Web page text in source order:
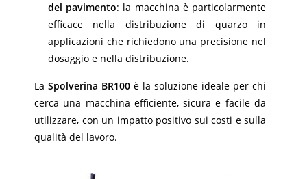
del pavimento: la macchina è particolarmente
efficace nella distribuzione di quarzo in
applicazioni che richiedono una precisione nel
dosaggio e nella distribuzione.
La Spolverina BR100 è la soluzione ideale per chi
cerca una macchina efficiente, sicura e facile da
utilizzare, con un impatto positivo sui costi e sulla
qualità del lavoro.